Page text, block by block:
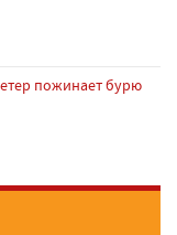
пожинает бурю